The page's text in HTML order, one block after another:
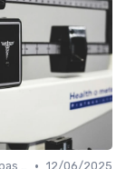
Plans de repas pour la perte de poids
12/06/2025